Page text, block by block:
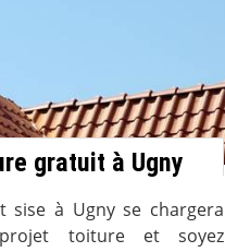
gratuit à Ugny
sise à Ugny se chargera
toiture et soyez